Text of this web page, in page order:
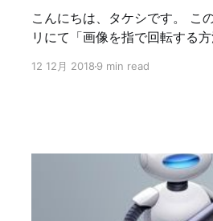
こんにちは、タケシです。 こ
リにて「画像を指で回転する
ることはよくあります。 福引
実装をする場合、この記事が
途中で三角関数など数学的な
面がありますが、なるべく分
す。 もちろん「やり方だけ知
12 12月 20189 min read